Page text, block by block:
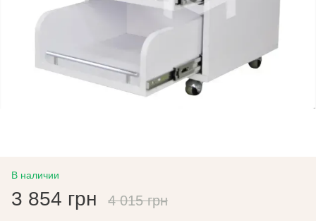
В наличии
3 854 грн 4 015 грн